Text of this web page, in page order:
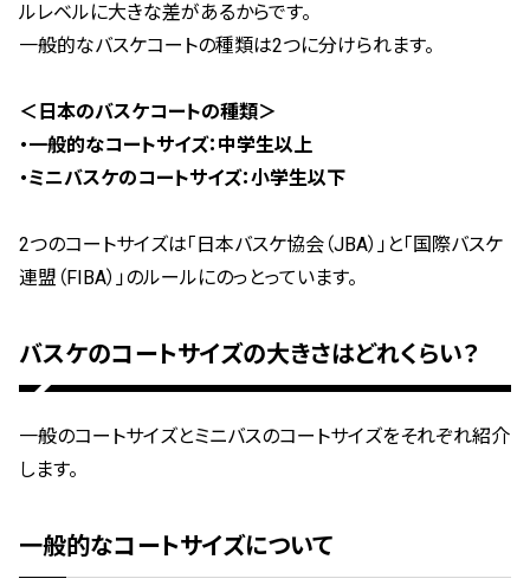
ルレベルに大きな差があるからです。
一般的なバスケコートの種類は2つに分けられます。
＜日本のバスケコートの種類＞
・一般的なコートサイズ：中学生以上
・ミニバスケのコートサイズ：小学生以下
2つのコートサイズは「日本バスケ協会（JBA）」と「国際バスケ
連盟（FIBA）」のルールにのっとっています。
バスケのコートサイズの大きさはどれくらい？
一般のコートサイズとミニバスのコートサイズをそれぞれ紹介
します。
一般的なコートサイズについて